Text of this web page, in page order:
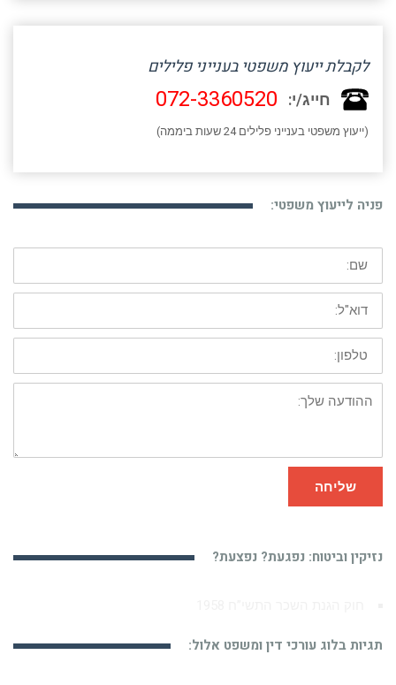
לקבלת ייעוץ משפטי בענייני פלילים
חייג/י: 072-3360520
(ייעוץ משפטי בענייני פלילים 24 שעות ביממה)
פניה לייעוץ משפטי:
שם:
דוא"ל:
טלפון:
ההודעה
שלך:
שליחה
נזיקין וביטוח: נפגעת? נפצעת?
תגיות בלוג עורכי דין ומשפט אלול: